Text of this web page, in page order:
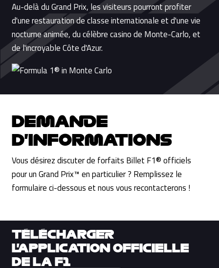
Au-delà du Grand Prix, les visiteurs pourront profiter
d'une restauration de classe internationale et d'une vie
nocturne animée, du célèbre casino de Monte-Carlo, et
de l'incroyable Côte d'Azur.
DEMANDE
D'INFORMATIONS
Vous désirez discuter de forfaits Billet F1® officiels
pour un Grand Prix™ en particulier ? Remplissez le
formulaire ci-dessous et nous vous recontacterons !
TÉLÉCHARGER
L'APPLICATION OFFICIELLE
DE LA F1